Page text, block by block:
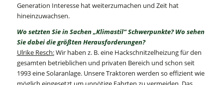
Generation Interesse hat weiterzumachen und Zeit hat
hineinzuwachsen.
Wo setzten Sie in Sachen „Klimastil“ Schwerpunkte? Wo sehen
Sie dabei die größten Herausforderungen?
Ulrike Resch:Wir haben z. B. eine Hackschnitzelheizung für den
gesamten betrieblichen und privaten Bereich und schon seit
1993 eine Solaranlage. Unsere Traktoren werden so effizient wie